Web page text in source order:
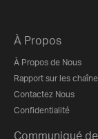
À Propos
À Propos de Nous
Rapport sur les
Contactez Nous
Confidentialité
Communiqué